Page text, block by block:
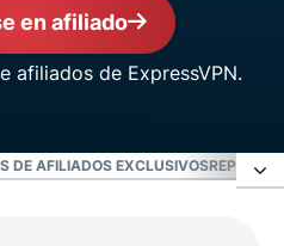
en afiliado
DE AFILIADOS EXCLUSIVOS